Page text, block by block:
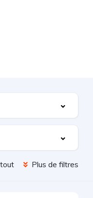
Plus de filtres